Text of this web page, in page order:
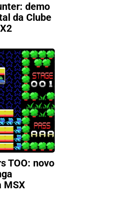
demo
da Clube
TOO: novo
MSX